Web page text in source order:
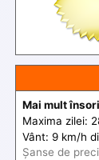
Mai mult
Maxima zilei:
Vânt: 9 km/h
Șanse de